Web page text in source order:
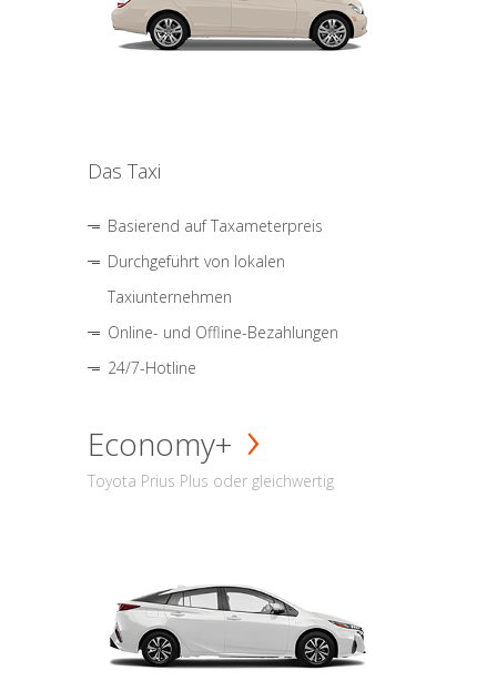
Das Taxi
Basierend auf Taxameterpreis
Durchgeführt von lokalen
Taxiunternehmen
Online- und Offline-Bezahlungen
24/7-Hotline
Economy+
Toyota Prius Plus oder gleichwertig